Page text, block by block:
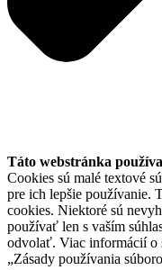
Táto webstránka
Cookies sú malé textové
pre ich lepšie používanie.
cookies. Niektoré sú
používať len s vaším
odvolať. Viac informácií o
„Zásady používania